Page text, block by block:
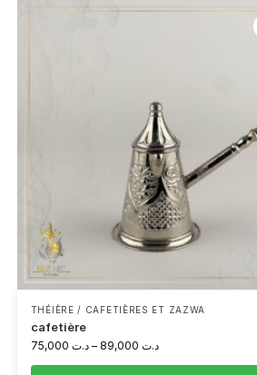
THÉIÈRE / CAFETIÈRES ET ZAZWA
cafetière
د.ت– د.ت